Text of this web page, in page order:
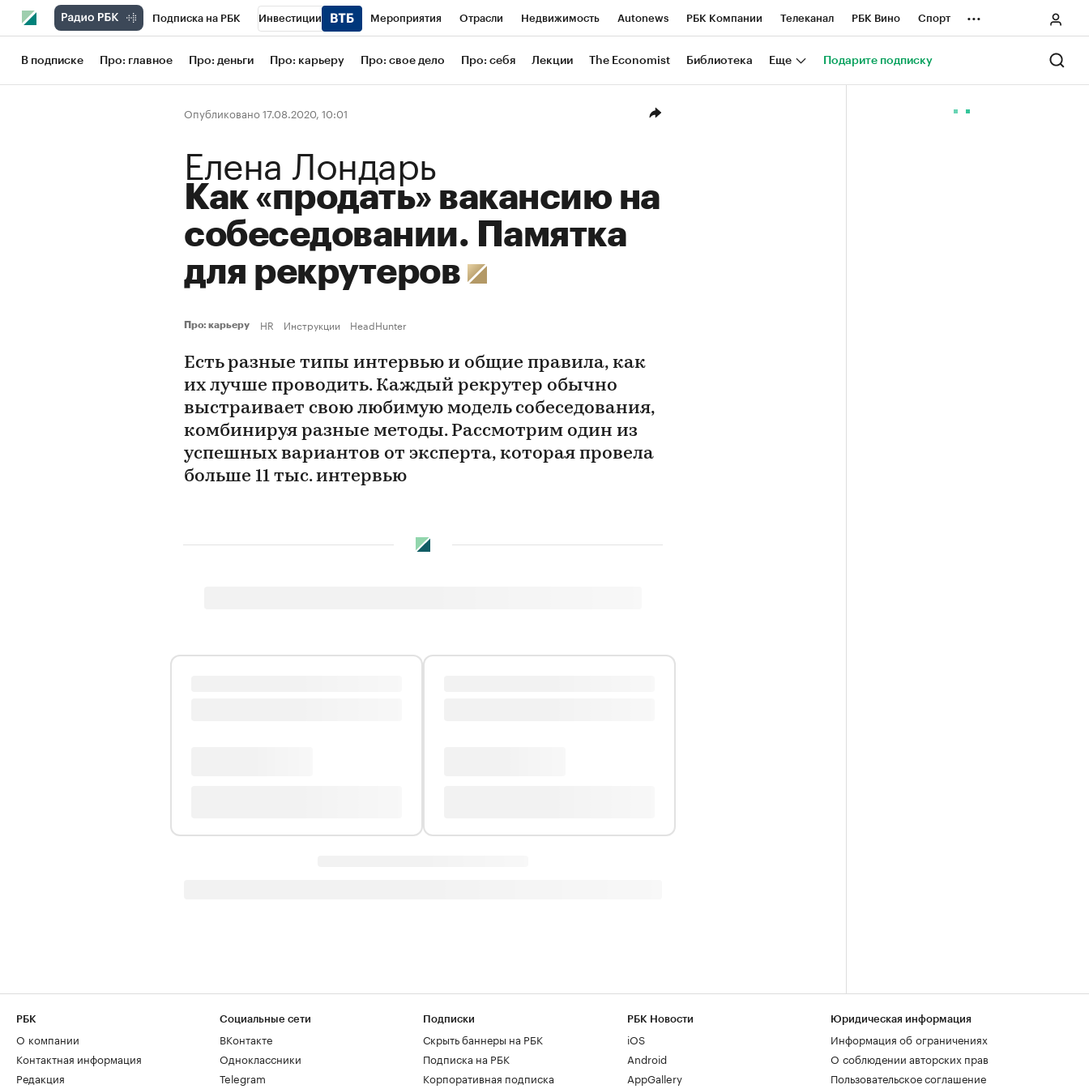
Подписка на РБК Инвестиции Мероприятия Отрасли Недвижимость Autonews РБК Компании Телеканал РБК Вино Спорт
Школа управления РБК РБК Образование РБК Life Тренды Визионеры Национальные проекты Город
Рынок наличной валюты
...
В подписке Про: главное Про: деньги Про: карьеру Про: свое дело Про: себя Лекции The Economist Библиотека Еще Подарите подписку
Опубликовано 17.08.2020, 10:01
Елена Лондарь
Как «продать» вакансию на
собеседовании. Памятка
для рекрутеров
Про: карьеру HR Инструкции HeadHunter
Есть разные типы интервью и общие правила, как
их лучше проводить. Каждый рекрутер обычно
выстраивает свою любимую модель собеседования,
комбинируя разные методы. Рассмотрим один из
успешных вариантов от эксперта, которая провела
больше 11 тыс. интервью
РБК
О компании
Контактная информация
Редакция
Социальные сети
ВКонтакте
Одноклассники
Telegram
Подписки
Скрыть баннеры на РБК
Подписка на РБК
Корпоративная подписка
РБК Новости
iOS
Android
AppGallery
Юридическая информация
Информация об ограничениях
О соблюдении авторских прав
Пользовательское соглашение